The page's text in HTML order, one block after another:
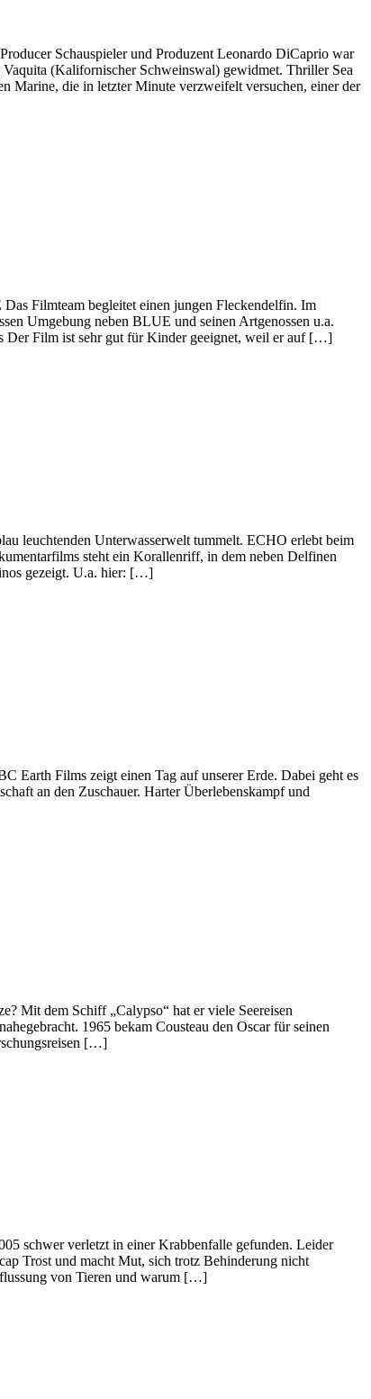
Schauspieler und Produzent Leonardo DiCaprio war
(Kalifornischer Schweinswal) gewidmet. Thriller Sea
Marine, die in letzter Minute verzweifelt versuchen, einer der
Filmteam begleitet einen jungen Fleckendelfin. Im
Umgebung neben BLUE und seinen Artgenossen u.a.
Der Film ist sehr gut für Kinder geeignet, weil er auf […]
leuchtenden Unterwasserwelt tummelt. ECHO erlebt beim
steht ein Korallenriff, in dem neben Delfinen
gezeigt. U.a. hier: […]
Earth Films zeigt einen Tag auf unserer Erde. Dabei geht es
an den Zuschauer. Harter Überlebenskampf und
Mit dem Schiff „Calypso“ hat er viele Seereisen
1965 bekam Cousteau den Oscar für seinen
[…]
schwer verletzt in einer Krabbenfalle gefunden. Leider
Trost und macht Mut, sich trotz Behinderung nicht
von Tieren und warum […]